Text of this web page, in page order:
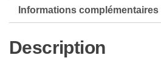
Collection
[4K
Ultra-
HD
Informations complémentaires
Description